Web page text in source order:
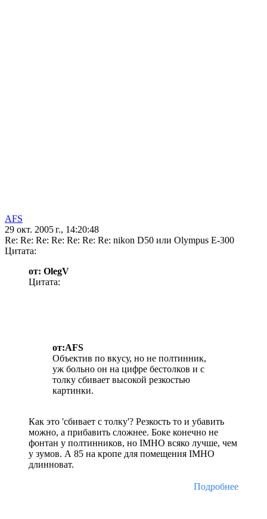
AFS
29 окт. 2005 г., 14:20:48
Re: Re: Re: Re: Re: Re: Re: nikon D50 или Olympus E-300
Цитата:
от: OlegV
Цитата:
от:AFS
Объектив по вкусу, но не полтинник,
уж больно он на цифре бестолков и с
толку сбивает высокой резкостью
картинки.
Как это 'сбивает с толку'? Резкость то и убавить
можно, а прибавить сложнее. Боке конечно не
фонтан у полтинников, но IMHO всяко лучше, чем
у зумов. А 85 на кропе для помещения IMHO
длинноват.
Подробнее